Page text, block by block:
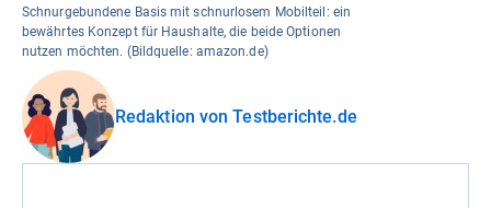
Schnurgebundene Basis mit schnurlosem Mobilteil: ein
bewährtes Konzept für Haushalte, die beide Optionen
nutzen möchten. (Bildquelle: amazon.de)
Redaktion von Testberichte.de